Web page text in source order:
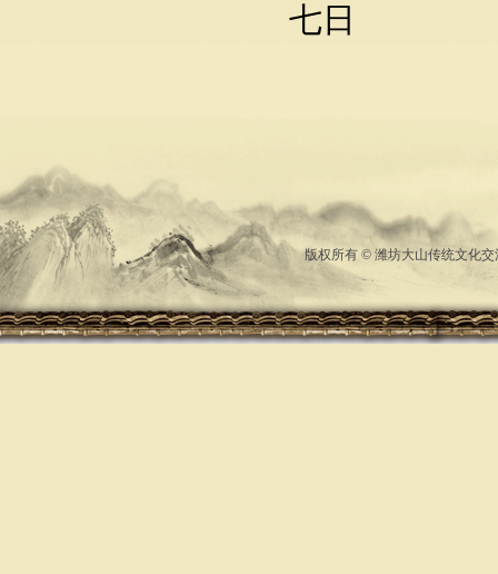
七日
版权所有 © 潍坊大山传统文化交